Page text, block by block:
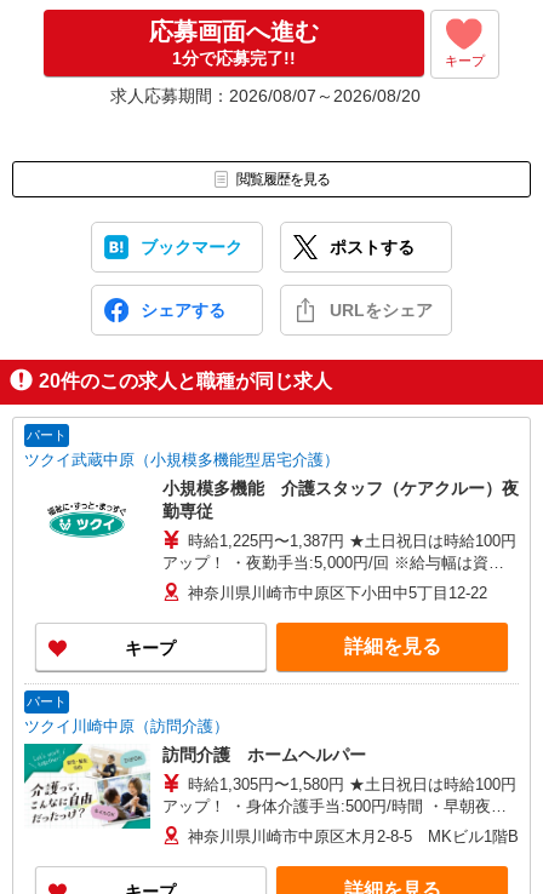
応募画面へ進む
1分で応募完了!! キープ
求人応募期間：2026/08/07～2026/08/20
閲覧履歴を見る
ブックマーク ポストする
シェアする URLをシェア
20件のこの求人と職種が同じ求人
パート
ツクイ武蔵中原（小規模多機能型居宅介護）
小規模多機能 介護スタッフ（ケアクルー）夜
勤専従
時給1,225円〜1,387円 ★土日祝日は時給100円
アップ！ ・夜勤手当:5,000円/回 ※給与幅は資
格・経験等による
神奈川県川崎市中原区下小田中5丁目12-22
キープ 詳細を見る
パート
ツクイ川崎中原（訪問介護）
訪問介護 ホームヘルパー
時給1,305円〜1,580円 ★土日祝日は時給100円
アップ！ ・身体介護手当:500円/時間 ・早朝夜間
深夜手当:300円/時間 （18:00〜翌07:59の時間
帯） ・ICT手当:2,000円/月 ・深夜割増は別途支給
・ケア→ケアの移動時間も賃金（時給）を支給 ※
神奈川県川崎市中原区木月2-8-5 MKビル1階B
詳細を見る